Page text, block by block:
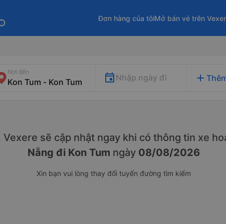
Đơn hàng của tôiMở bán vé trên
Nơi đến
Nhập ngày đi add
sẽ cập nhật ngay khi có thông tin xe
Nẵng đi Kon Tum ngày 08/08/2026
Xin bạn vui lòng thay đổi tuyến đường tìm kiếm